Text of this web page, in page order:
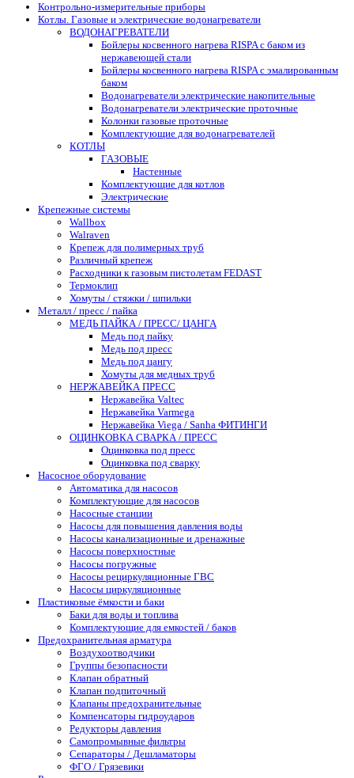
Контрольно-измерительные приборы
Котлы. Газовые и электрические водонагреватели
ВОДОНАГРЕВАТЕЛИ
Бойлеры косвенного нагрева RISPA с баком из
нержавеющей стали
Бойлеры косвенного нагрева RISPA с эмалированным
баком
Водонагреватели электрические накопительные
Водонагреватели электрические проточные
Колонки газовые проточные
Комплектующие для водонагревателей
КОТЛЫ
ГАЗОВЫЕ
Настенные
Комплектующие для котлов
Электрические
Крепежные системы
Wallbox
Walraven
Крепеж для полимерных труб
Различный крепеж
Расходники к газовым пистолетам FEDAST
Термоклип
Хомуты / стяжки / шпильки
Металл / пресс / пайка
МЕДЬ ПАЙКА / ПРЕСС/ ЦАНГА
Медь под пайку
Медь под пресс
Медь под цангу
Хомуты для медных труб
НЕРЖАВЕЙКА ПРЕСС
Нержавейка Valtec
Нержавейка Varmega
Нержавейка Viega / Sanha ФИТИНГИ
ОЦИНКОВКА СВАРКА / ПРЕСС
Оцинковка под пресс
Оцинковка под сварку
Насосное оборудование
Автоматика для насосов
Комплектующие для насосов
Насосные станции
Насосы для повышения давления воды
Насосы канализационные и дренажные
Насосы поверхностные
Насосы погружные
Насосы рециркуляционные ГВС
Насосы циркуляционные
Пластиковые ёмкости и баки
Баки для воды и топлива
Комплектующие для емкостей / баков
Предохранительная арматура
Воздухоотводчики
Группы безопасности
Клапан обратный
Клапан подпиточный
Клапаны предохранительные
Компенсаторы гидроударов
Редукторы давления
Самопромывные фильтры
Сепараторы / Дешламаторы
ФГО / Грязевики